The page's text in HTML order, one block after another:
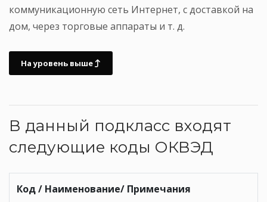
коммуникационную сеть Интернет, с доставкой на
дом, через торговые аппараты и т. д.
На уровень выше
В данный подкласс входят
следующие коды ОКВЭД
Код / Наименование/ Примечания